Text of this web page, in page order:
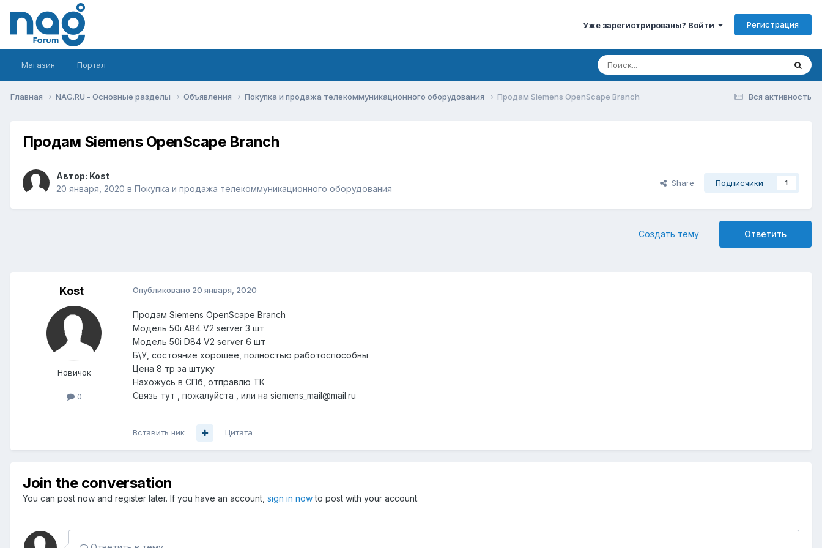
Уже зарегистрированы? Войти Регистрация
Магазин Портал
Вся активность
Главная NAG.RU - Основные разделы Объявления Покупка и продажа телекоммуникационного оборудования Продам Siemens OpenScape Branch
Продам Siemens OpenScape Branch
Автор: Kost
20 января, 2020 в Покупка и продажа телекоммуникационного оборудования
Share Подписчики 1
Ответить
Создать тему
Kost
Новичок
0
Опубликовано 20 января, 2020
Продам Siemens OpenScape Branch
Модель 50i A84 V2 server 3 шт
Модель 50i D84 V2 server 6 шт
Б\У, состояние хорошее, полностью работоспособны
Цена 8 тр за штуку
Нахожусь в СПб, отправлю ТК
Связь тут , пожалуйста , или на siemens_mail@mail.ru
Вставить ник Цитата
Join the conversation
You can post now and register later. If you have an account, sign in nowto post with your account.